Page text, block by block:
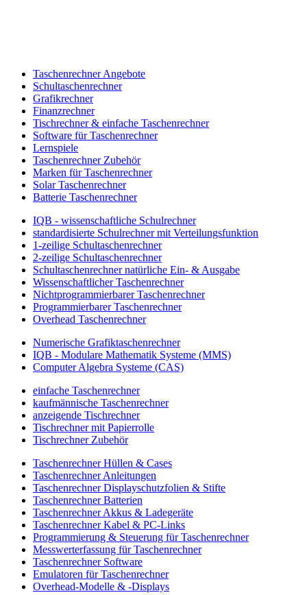
Taschenrechner Angebote
Schultaschenrechner
Grafikrechner
Finanzrechner
Tischrechner & einfache Taschenrechner
Software für Taschenrechner
Lernspiele
Taschenrechner Zubehör
Marken für Taschenrechner
Solar Taschenrechner
Batterie Taschenrechner
IQB - wissenschaftliche Schulrechner
standardisierte Schulrechner mit Verteilungsfunktion
1-zeilige Schultaschenrechner
2-zeilige Schultaschenrechner
Schultaschenrechner natürliche Ein- & Ausgabe
Wissenschaftlicher Taschenrechner
Nichtprogrammierbarer Taschenrechner
Programmierbarer Taschenrechner
Overhead Taschenrechner
Numerische Grafiktaschenrechner
IQB - Modulare Mathematik Systeme (MMS)
Computer Algebra Systeme (CAS)
einfache Taschenrechner
kaufmännische Taschenrechner
anzeigende Tischrechner
Tischrechner mit Papierrolle
Tischrechner Zubehör
Taschenrechner Hüllen & Cases
Taschenrechner Anleitungen
Taschenrechner Displayschutzfolien & Stifte
Taschenrechner Batterien
Taschenrechner Akkus & Ladegeräte
Taschenrechner Kabel & PC-Links
Programmierung & Steuerung für Taschenrechner
Messwerterfassung für Taschenrechner
Taschenrechner Software
Emulatoren für Taschenrechner
Overhead-Modelle & -Displays